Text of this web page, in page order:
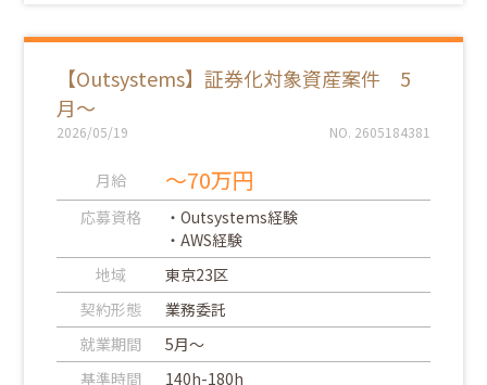
【Outsystems】証券化対象資産案件 5
月～
2026/05/19 NO. 2605184381
月給 ～70万円
応募資格
・Outsystems経験
・AWS経験
地域
東京23区
契約形態
業務委託
就業期間
5月～
基準時間
140h-180h